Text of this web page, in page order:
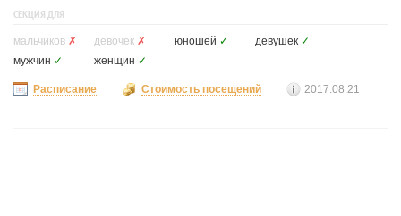
СЕКЦИЯ ДЛЯ
мальчиков ✗ девочек ✗ юношей ✓ девушек ✓
мужчин ✓ женщин ✓
Расписание Стоимость посещений 2017.08.21